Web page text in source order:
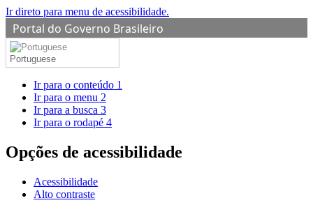
Ir direto para menu de acessibilidade.
Portal do Governo Brasileiro
Portuguese
Ir para o conteúdo 1
Ir para o menu 2
Ir para a busca 3
Ir para o rodapé 4
Opções de acessibilidade
Acessibilidade
Alto contraste